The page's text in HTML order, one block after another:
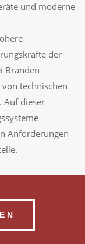
und moderne
der
Bränden
technischen
Auf dieser
Anforderungen